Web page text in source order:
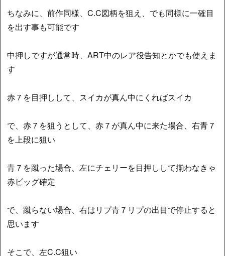
ちなみに、前作同様、C.C図柄を狙え、でも同様に一確目
を出す事も可能です
中押しですが通常時、ART中のレア役告知とかでも使えま
す
赤７を目押しして、スイカが真ん中にくればスイカ
で、赤７を狙うとして、赤７が真ん中に来た場合、右青７
を上段に狙い
青７を蹴った場合、左にチェリーを目押しして揃わなきゃ
赤ビッグ確定
で、蹴らない場合、右はリプ青７リプの出目で停止すると
思います
そこで、左C.C狙い